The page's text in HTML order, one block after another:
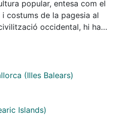
costums de la pagesia al
occidental, hi ha
a unes característiques
se a una part d'aquest
i dins un espai
en què actualment es troba
les diferències que hi pugui
(Illes Balears)
Islands)